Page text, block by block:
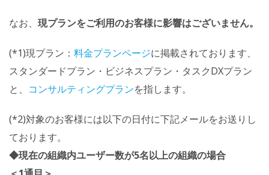
なお、 現プランをご利用のお客様に影響はございません。
(*1)現プラン： 料金プランページに掲載されております、
スタンダードプラン・ビジネスプラン・タスクDXプラン
と、 コンサルティングプランを指します。
(*2)対象のお客様には以下の日付に下記メールをお送りし
ております。
◆現在の組織内ユーザー数が5名以上の組織の場合